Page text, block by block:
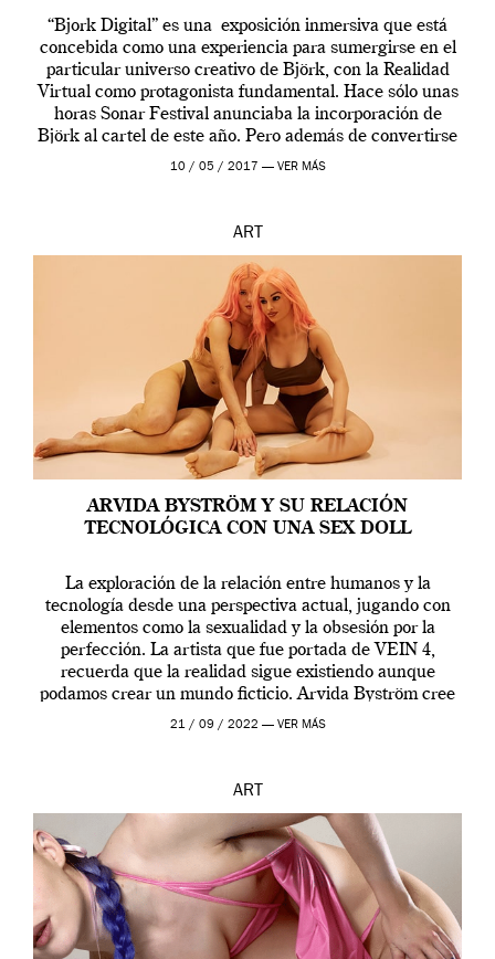
“Bjork Digital” es una exposición inmersiva que está
concebida como una experiencia para sumergirse en el
particular universo creativo de Björk, con la Realidad
Virtual como protagonista fundamental. Hace sólo unas
horas Sonar Festival anunciaba la incorporación de
Björk al cartel de este año. Pero además de convertirse
en una de las actuaciones más relevantes […]
10 / 05 / 2017 — VER MÁS
ART
ARVIDA BYSTRÖM Y SU RELACIÓN
TECNOLÓGICA CON UNA SEX DOLL
La exploración de la relación entre humanos y la
tecnología desde una perspectiva actual, jugando con
elementos como la sexualidad y la obsesión por la
perfección. La artista que fue portada de VEIN 4,
recuerda que la realidad sigue existiendo aunque
podamos crear un mundo ficticio. Arvida Byström cree
que los humanos tienen un complejo […]
21 / 09 / 2022 — VER MÁS
ART